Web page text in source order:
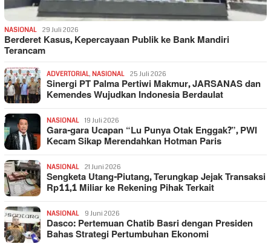
NASIONAL 29 Juli 2026
Berderet Kasus, Kepercayaan Publik ke Bank Mandiri
Terancam
ADVERTORIAL, NASIONAL 25 Juli 2026
Sinergi PT Palma Pertiwi Makmur, JARSANAS dan
Kemendes Wujudkan Indonesia Berdaulat
NASIONAL 19 Juli 2026
Gara-gara Ucapan “Lu Punya Otak Enggak?”, PWI
Kecam Sikap Merendahkan Hotman Paris
NASIONAL 21 Juni 2026
Sengketa Utang-Piutang, Terungkap Jejak Transaksi
Rp11,1 Miliar ke Rekening Pihak Terkait
NASIONAL 9 Juni 2026
Dasco: Pertemuan Chatib Basri dengan Presiden
Bahas Strategi Pertumbuhan Ekonomi